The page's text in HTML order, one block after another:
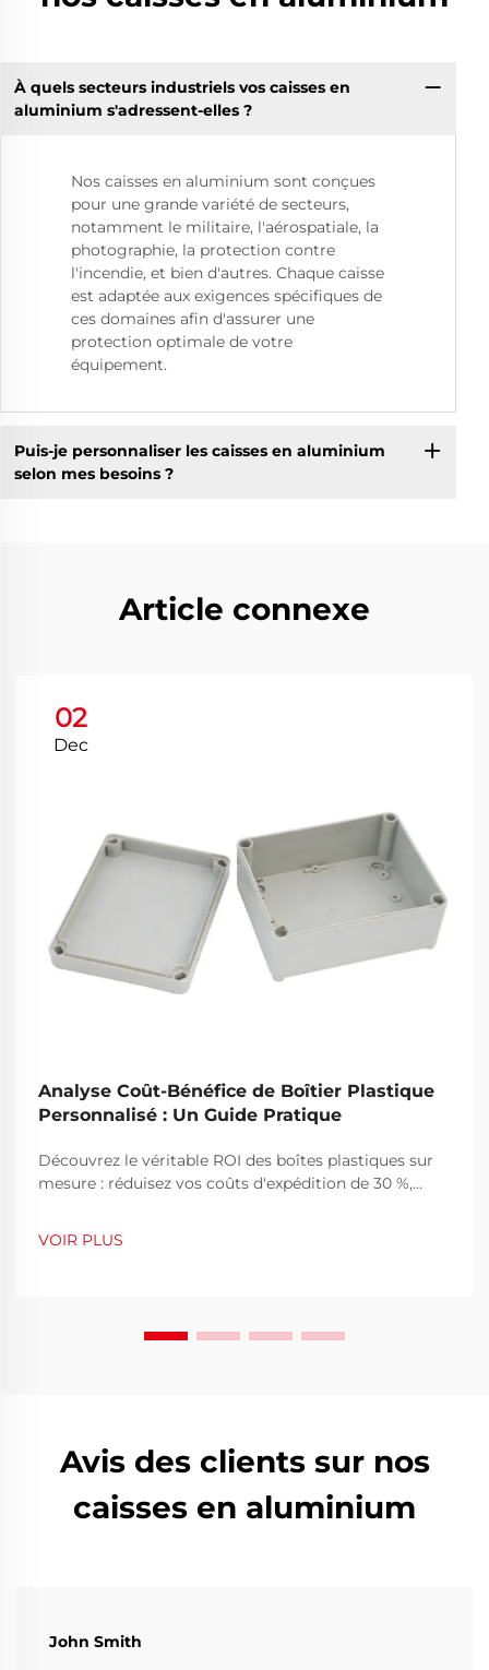
À quels secteurs industriels vos caisses en
aluminium s'adressent-elles ?
Nos caisses en aluminium sont conçues
pour une grande variété de secteurs,
notamment le militaire, l'aérospatiale, la
photographie, la protection contre
l'incendie, et bien d'autres. Chaque caisse
est adaptée aux exigences spécifiques de
ces domaines afin d'assurer une
protection optimale de votre
équipement.
Puis-je personnaliser les caisses en aluminium
selon mes besoins ?
Article connexe
02
Dec
Analyse Coût-Bénéfice de Boîtier Plastique
Personnalisé : Un Guide Pratique
Découvrez le véritable ROI des boîtes plastiques sur
mesure : réduisez vos coûts d'expédition de 30 %,
VOIR PLUS
Avis des clients sur nos
caisses en aluminium
John Smith